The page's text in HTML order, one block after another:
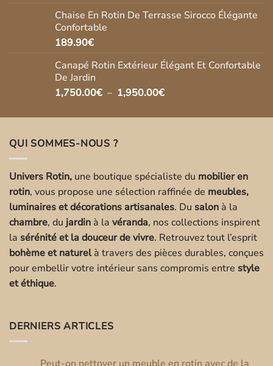
Chaise En Rotin De Terrasse Sirocco Élégante
Confortable
189.90€
Canapé Rotin Extérieur Élégant Et Confortable
De Jardin
1,750.00€ – 1,950.00€Plage
prix :
QUI SOMMES-NOUS ?
Univers Rotin, une boutique spécialiste du mobilier en
rotin, vous propose une sélection raffinée de meubles,
luminaires et décorations artisanales. Du salon à la
chambre, du jardin à la véranda, nos collections inspirent
la sérénité et la douceur de vivre. Retrouvez tout l’esprit
bohème et naturelà travers des pièces durables, conçues
pour embellir votre intérieur sans compromis entre style
et éthique.
DERNIERS ARTICLES